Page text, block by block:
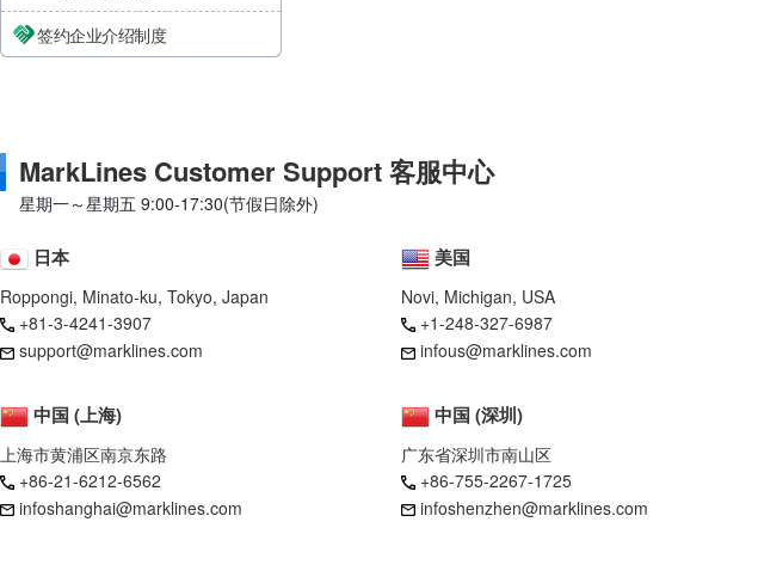
签约企业介绍制度
MarkLines Customer Support 客服中心
星期一～星期五 9:00-17:30(节假日除外)
日本
Roppongi, Minato-ku, Tokyo, Japan
+81-3-4241-3907
support@marklines.com
美国
Novi, Michigan, USA
+1-248-327-6987
infous@marklines.com
中国 (上海)
上海市黄浦区南京东路
+86-21-6212-6562
infoshanghai@marklines.com
中国 (深圳)
广东省深圳市南山区
+86-755-2267-1725
infoshenzhen@marklines.com